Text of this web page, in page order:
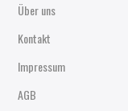
Über uns
Kontakt
Impressum
AGB